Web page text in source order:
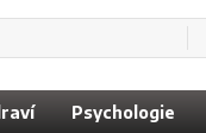
Psychologie